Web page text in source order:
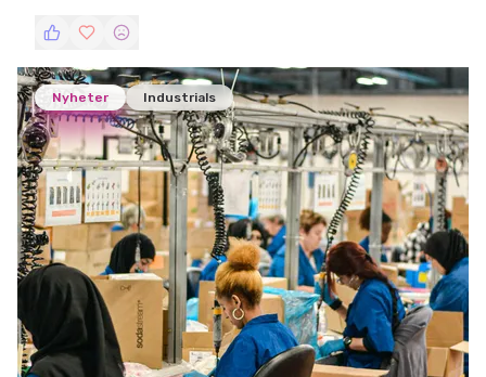
Nyheter Industrials